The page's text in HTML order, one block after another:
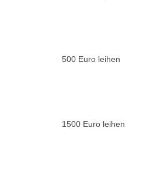
500 Euro leihen
1500 Euro leihen